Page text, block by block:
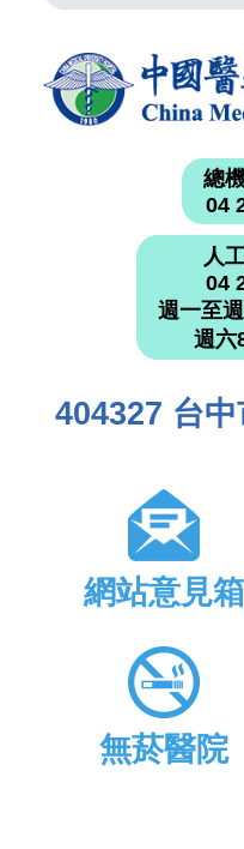
總
04
人
04
週一至
週六
404327 台
網站意見箱
無菸醫院